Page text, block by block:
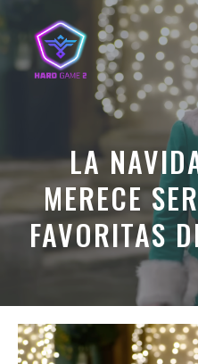
contenido
LA
MERECE
FAVORITAS